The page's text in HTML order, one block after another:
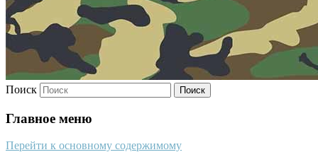
Поиск
Главное меню
Перейти к основному содержимому